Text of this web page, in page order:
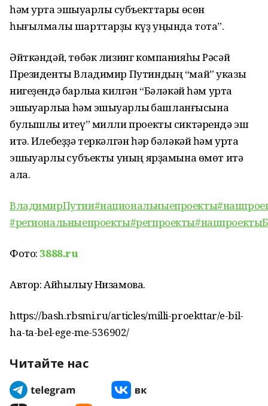
һәм урта эшҡыуарлыҡ субъекттары өсөн
һығылмалы шарттарҙы күҙ уңында тота”.
Әйткәндәй, төбәк лизинг компанияһы Рәсәй
Президенты Владимир Путиндың “май” указы
нигеҙендә барлыҡҡа килгән “Бәләкәй һәм урта
эшҡыуарлыҡҡа һәм эшҡыуарлыҡ башланғысына
булышлыҡ итеү” милли проекты сиктәрендә эш
итә. Илебеҙҙә теркәлгән һәр бәләкәй һәм урта
эшҡыуарлыҡ субъекты уның ярҙамына өмөт итә
ала.
ВладимирПутин#национальныепроекты
#региональныепроекты#регпроекты
Фото: 3888.ru
Автор: Айһылыу Низамова.
https://bash.rbsmi.ru/articles/milli-proekttar/e-bil-
ha-ta-bel-ege-me-536902/
Читайте нас